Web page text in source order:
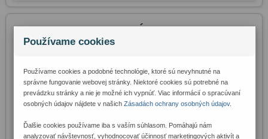
Drevená pečiatka obdĺžniková 80x10
Veľkosť odtlačku:80 mm x 10 mm
Používame cookies
Používame cookies a podobné technológie, ktoré sú nevyhnutné na
správne fungovanie webovej stránky. Niektoré cookies sú potrebné na
prevádzku stránky a nie je možné ich vypnúť. Viac informácií o spracúvaní
osobných údajov nájdete v našichZásadách ochrany osobných údajov.
Ďalšie cookies používame iba s vaším súhlasom. Pomáhajú nám
analyzovať návštevnosť, vyhodnocovať účinnosť marketingových aktivít a